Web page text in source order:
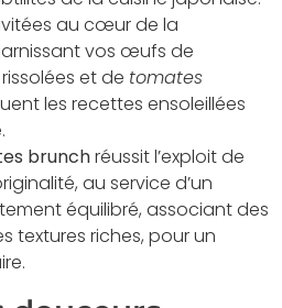
au cœur de la
vos œufs de
rissolées et de tomates
les recettes ensoleillées
brunchréussit l’exploit de
au service d’un
équilibré, associant des
textures riches, pour un